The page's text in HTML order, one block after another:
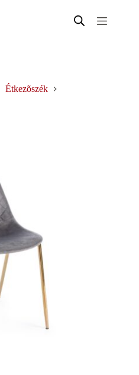
Étkezõszék